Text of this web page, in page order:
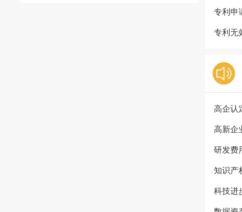
专利申
专利无
高企认
高新企
研发费
知识产
科技进